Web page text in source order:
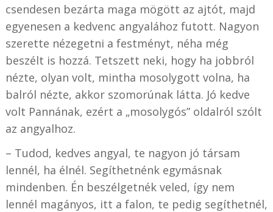
csendesen bezárta maga mögött az ajtót, majd
egyenesen a kedvenc angyalához futott. Nagyon
szerette nézegetni a festményt, néha még
beszélt is hozzá. Tetszett neki, hogy ha jobbról
nézte, olyan volt, mintha mosolygott volna, ha
balról nézte, akkor szomorúnak látta. Jó kedve
volt Pannának, ezért a „mosolygós” oldalról szólt
az angyalhoz.
– Tudod, kedves angyal, te nagyon jó társam
lennél, ha élnél. Segíthetnénk egymásnak
mindenben. Én beszélgetnék veled, így nem
lennél magányos, itt a falon, te pedig segíthetnél,